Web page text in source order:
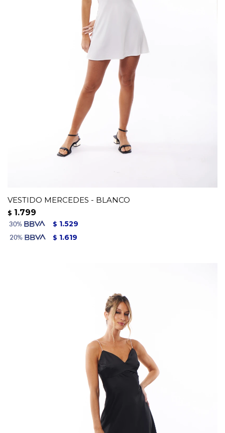
VESTIDO MERCEDES - BLANCO
$ 1.799
$ 1.529
$ 1.619